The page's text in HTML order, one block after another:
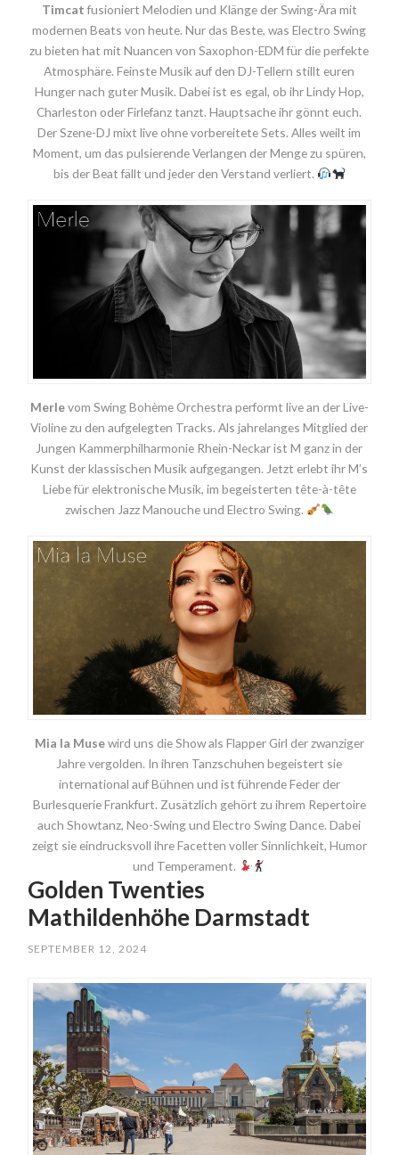
Timcatfusioniert Melodien und Klänge der Swing-Ära mit
modernen Beats von heute. Nur das Beste, was Electro Swing
zu bieten hat mit Nuancen von Saxophon-EDM für die perfekte
Atmosphäre. Feinste Musik auf den DJ-Tellern stillt euren
Hunger nach guter Musik. Dabei ist es egal, ob ihr Lindy Hop,
Charleston oder Firlefanz tanzt. Hauptsache ihr gönnt euch.
Der Szene-DJ mixt live ohne vorbereitete Sets. Alles weilt im
Moment, um das pulsierende Verlangen der Menge zu spüren,
bis der Beat fällt und jeder den Verstand verliert.
Merlevom Swing Bohème Orchestra performt live an der Live-
Violine zu den aufgelegten Tracks. Als jahrelanges Mitglied der
Jungen Kammerphilharmonie Rhein-Neckar ist M ganz in der
Kunst der klassischen Musik aufgegangen. Jetzt erlebt ihr M’s
Liebe für elektronische Musik, im begeisterten tête-à-tête
zwischen Jazz Manouche und Electro Swing.
Mia la Musewird uns die Show als Flapper Girl der zwanziger
Jahre vergolden. In ihren Tanzschuhen begeistert sie
international auf Bühnen und ist führende Feder der
Burlesquerie Frankfurt. Zusätzlich gehört zu ihrem Repertoire
auch Showtanz, Neo-Swing und Electro Swing Dance. Dabei
zeigt sie eindrucksvoll ihre Facetten voller Sinnlichkeit, Humor
und Temperament.
Golden Twenties
Mathildenhöhe Darmstadt
SEPTEMBER 12, 2024